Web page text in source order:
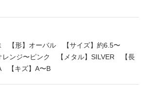
【形】オーバル 【サイズ】約6.5〜
ンジ〜ピンク 【メタル】SILVER 【長
【キズ】A〜B